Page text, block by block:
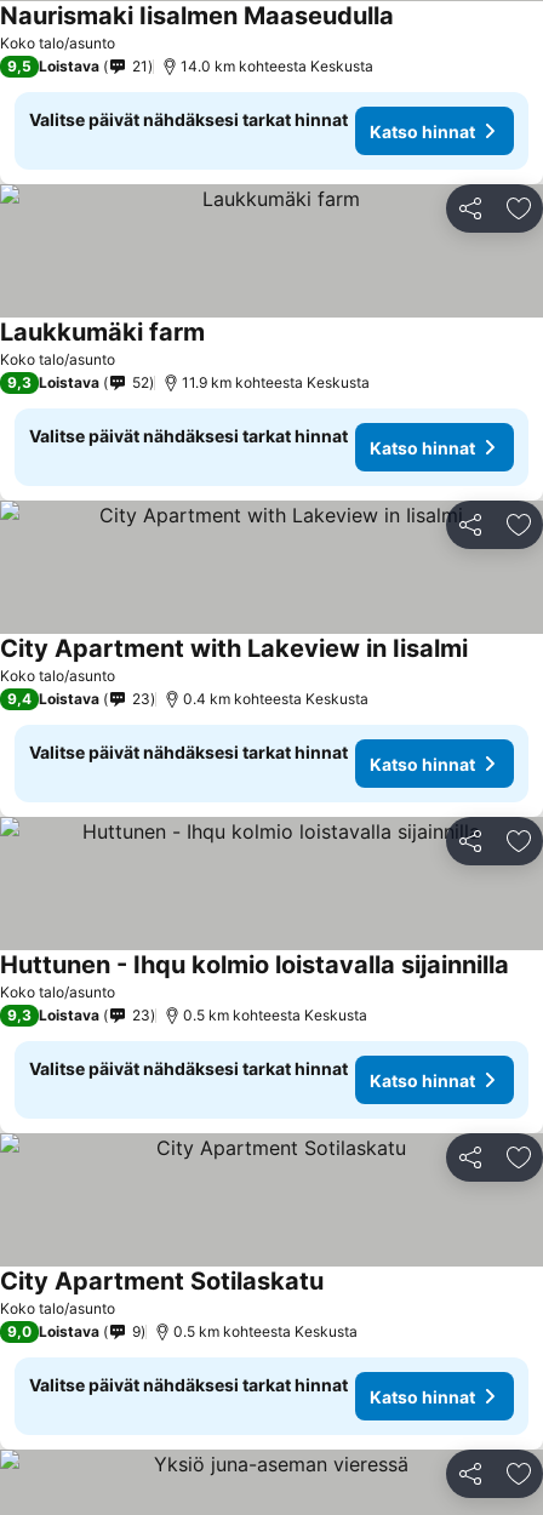
Koko talo/asunto
Naurismaki Iisalmen Maaseudulla
9,5 Loistava 21 14.0 km kohteesta Keskusta
Valitse päivät nähdäksesi tarkat hinnat
Katso hinnat
Jaa
Koko talo/asunto
Laukkumäki farm
9,3 Loistava 52 11.9 km kohteesta Keskusta
Valitse päivät nähdäksesi tarkat hinnat
Katso hinnat
Jaa
Koko talo/asunto
City Apartment with Lakeview in IisalmiKatso
9,4 Loistava 23 0.4 km kohteesta Keskusta
Valitse päivät nähdäksesi tarkat hinnat
Katso hinnat
Jaa
Koko talo/asunto
Huttunen - Ihqu kolmio loistavalla sijainnilla
9,3 Loistava 23 0.5 km kohteesta Keskusta
Valitse päivät nähdäksesi tarkat hinnat
Katso hinnat
Jaa
Koko talo/asunto
City Apartment SotilaskatuKatso hinnat
9,0 Loistava 9 0.5 km kohteesta Keskusta
Valitse päivät nähdäksesi tarkat hinnat
Katso hinnat
Jaa